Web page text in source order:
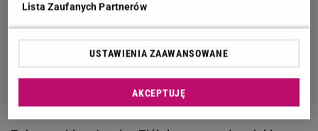
Lista Zaufanych Partnerów
USTAWIENIA ZAAWANSOWANE
AKCEPTUJĘ